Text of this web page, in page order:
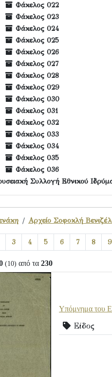
Φάκελος 022
Φάκελος 023
Φάκελος 024
Φάκελος 025
Φάκελος 026
Φάκελος 027
Φάκελος 028
Φάκελος 029
Φάκελος 030
Φάκελος 031
Φάκελος 032
Φάκελος 033
Φάκελος 034
Φάκελος 035
Φάκελος 036
Συλλογή Εθνικού
Αρχείο Σοφοκλή
3 4 5 6 7 8 9
(10) από τα 230
Υπόμνημα του
Είδος